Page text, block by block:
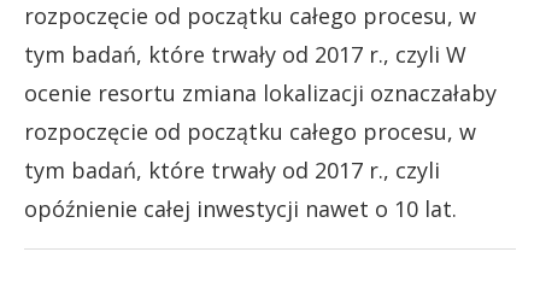
rozpoczęcie od początku całego procesu, w
tym badań, które trwały od 2017 r., czyli W
ocenie resortu zmiana lokalizacji oznaczałaby
rozpoczęcie od początku całego procesu, w
tym badań, które trwały od 2017 r., czyli
opóźnienie całej inwestycji nawet o 10 lat.